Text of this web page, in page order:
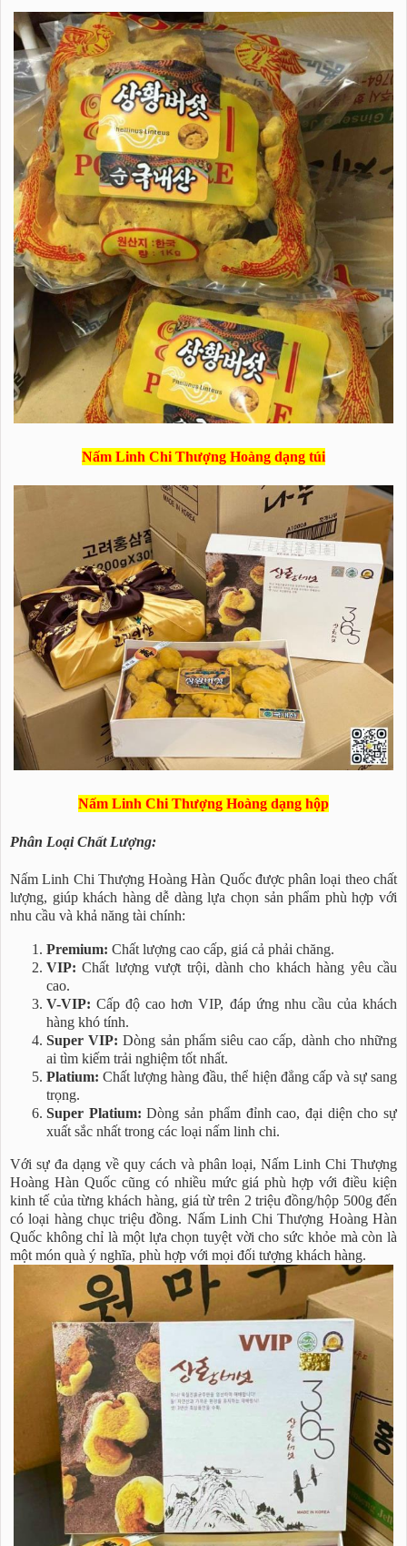
Nấm Linh Chi Thượng Hoàng dạng túi
Nấm Linh Chi Thượng Hoàng dạng hộp
Phân Loại Chất Lượng:
Nấm Linh Chi Thượng Hoàng Hàn Quốc được phân loại theo chất
lượng, giúp khách hàng dễ dàng lựa chọn sản phẩm phù hợp với
nhu cầu và khả năng tài chính:
Premium: Chất lượng cao cấp, giá cả phải chăng.
VIP: Chất lượng vượt trội, dành cho khách hàng yêu cầu
cao.
V-VIP: Cấp độ cao hơn VIP, đáp ứng nhu cầu của khách
hàng khó tính.
Super VIP: Dòng sản phẩm siêu cao cấp, dành cho những
ai tìm kiếm trải nghiệm tốt nhất.
Platium: Chất lượng hàng đầu, thể hiện đẳng cấp và sự sang
trọng.
Super Platium: Dòng sản phẩm đỉnh cao, đại diện cho sự
xuất sắc nhất trong các loại nấm linh chi.
Với sự đa dạng về quy cách và phân loại, Nấm Linh Chi Thượng
Hoàng Hàn Quốc cũng có nhiều mức giá phù hợp với điều kiện
kinh tế của từng khách hàng, giá từ trên 2 triệu đồng/hộp 500g đến
có loại hàng chục triệu đồng. Nấm Linh Chi Thượng Hoàng Hàn
Quốc không chỉ là một lựa chọn tuyệt vời cho sức khỏe mà còn là
một món quà ý nghĩa, phù hợp với mọi đối tượng khách hàng.